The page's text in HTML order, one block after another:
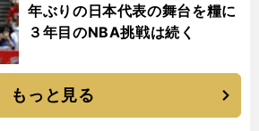
年ぶりの日本代表の舞台を糧に
３年目のNBA挑戦は続く
もっと見る